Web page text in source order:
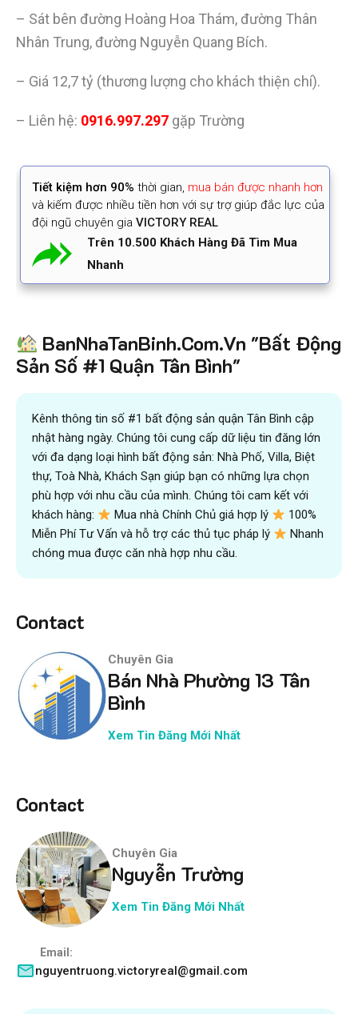
– Sát bên đường Hoàng Hoa Thám, đường Thân
Nhân Trung, đường Nguyễn Quang Bích.
– Giá 12,7 tỷ (thương lượng cho khách thiện chí).
– Liên hệ: 0916.997.297 gặp Trường
Tiết kiệm hơn 90% thời gian, mua bán được nhanh hơn
và kiếm được nhiều tiền hơn với sự trợ giúp đắc lực của
đội ngũ chuyên gia VICTORY REAL
Trên 10.500 Khách Hàng Đã Tìm Mua
Nhanh
BanNhaTanBinh.Com.Vn "Bất Động
Sản Số #1 Quận Tân Bình"
Kênh thông tin số #1 bất động sản quận Tân Bình cập
nhật hàng ngày. Chúng tôi cung cấp dữ liệu tin đăng lớn
với đa dạng loại hình bất động sản: Nhà Phố, Villa, Biệt
thự, Toà Nhà, Khách Sạn giúp bạn có những lựa chọn
phù hợp với nhu cầu của mình. Chúng tôi cam kết với
khách hàng:
Mua nhà Chính Chủ giá hợp lý
100%
Miễn Phí Tư Vấn và hỗ trợ các thủ tục pháp lý
Nhanh
chóng mua được căn nhà hợp nhu cầu.
Contact
Chuyên Gia
Bán Nhà Phường 13 Tân
Bình
Xem Tin Đăng Mới Nhất
Contact
Chuyên Gia
Nguyễn Trường
Xem Tin Đăng Mới Nhất
Email:
nguyentruong.victoryreal@gmail.com